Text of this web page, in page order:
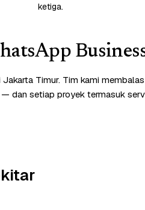
ketiga.
Timur. Tim kami
dan setiap proyek termasuk